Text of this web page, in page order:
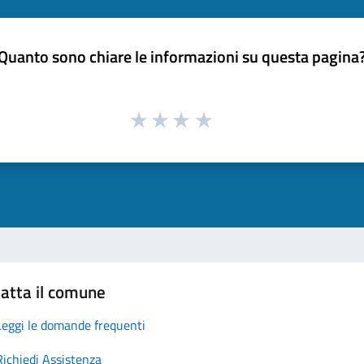
sono chiare le informazioni su questa
il comune
le domande frequenti
Assistenza